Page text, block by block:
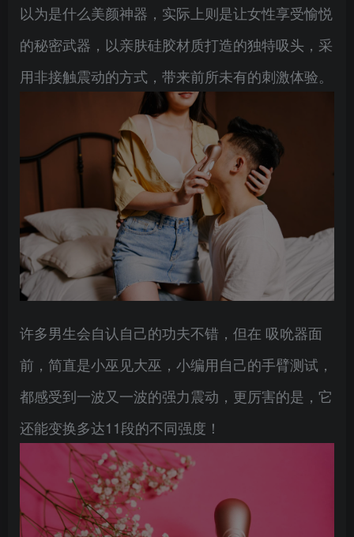
以为是什么美颜神器，实际上则是让女性享受愉悦
的秘密武器，以亲肤硅胶材质打造的独特吸头，采
用非接触震动的方式，带来前所未有的刺激体验。
许多男生会自认自己的功夫不错，但在 吸吮器面
前，简直是小巫见大巫，小编用自己的手臂测试，
都感受到一波又一波的强力震动，更厉害的是，它
还能变换多达11段的不同强度！